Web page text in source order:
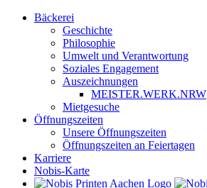
Zum
Bäckerei
Geschichte
Philosophie
Umwelt und Verantwortung
Soziales Engagement
Auszeichnungen
MEISTER.WERK.NRW
Mietgesuche
Öffnungszeiten
Unsere Öffnungszeiten
Öffnungszeiten an Feiertagen
Karriere
Nobis-Karte